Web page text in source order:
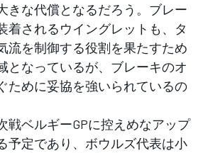
きな代償となるだろう。ブレー
着されるウイングレットも、タ
流を制御する役割を果たすため
となっているが、ブレーキのオ
ために妥協を強いられているの
ベルギーGPに控えめなアップ
予定であり、ボウルズ代表は小